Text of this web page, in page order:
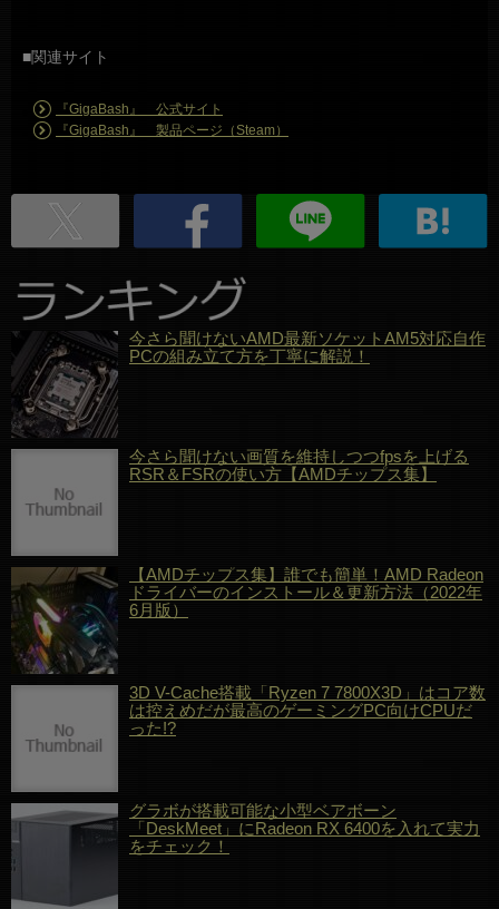
■関連サイト
『GigaBash』 公式サイト
『GigaBash』 製品ページ（Steam）
今さら聞けないAMD最新ソケットAM5対応自作
PCの組み立て方を丁寧に解説！
今さら聞けない画質を維持しつつfpsを上げる
RSR＆FSRの使い方【AMDチップス集】
【AMDチップス集】誰でも簡単！AMD Radeon
ドライバーのインストール＆更新方法（2022年
6月版）
3D V-Cache搭載「Ryzen 7 7800X3D」はコア数
は控えめだが最高のゲーミングPC向けCPUだ
った!?
グラボが搭載可能な小型ベアボーン
「DeskMeet」にRadeon RX 6400を入れて実力
をチェック！